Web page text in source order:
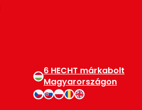
6 HECHT márkabolt
Magyarországon